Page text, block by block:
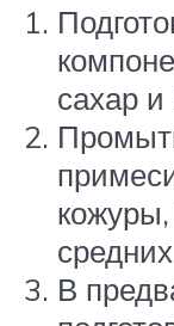
сахар и
кожуры,
В